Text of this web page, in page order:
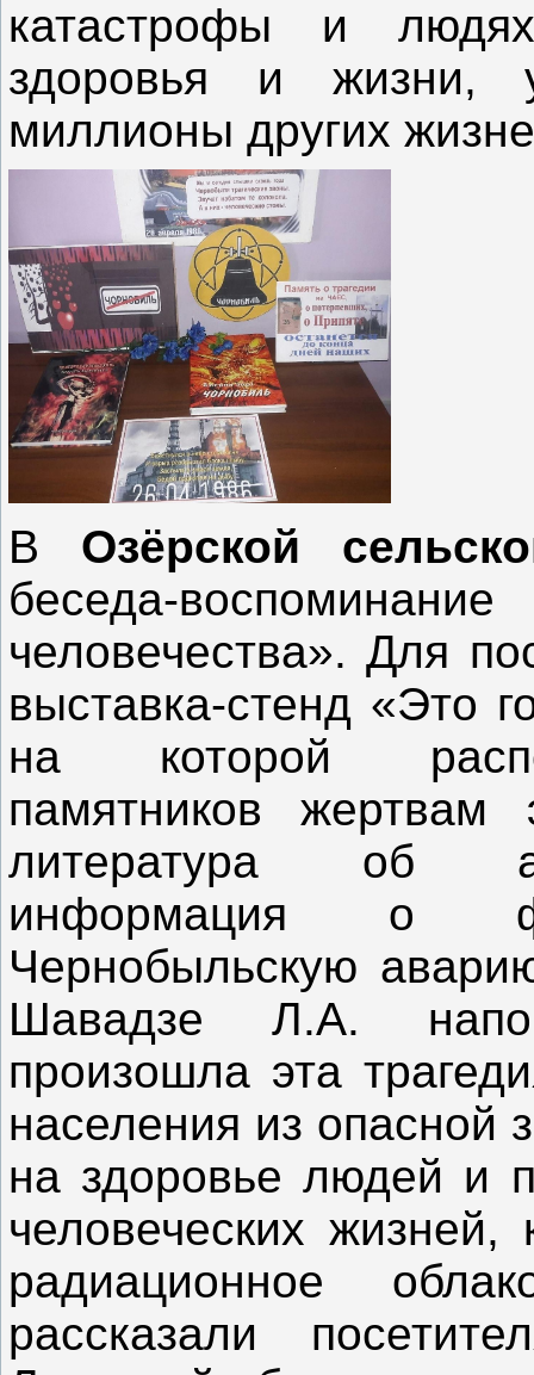
катастрофы и
здоровья и жизни,
миллионы других
В Озёрской
беседа-
человечества». Для
выставка-стенд «Это
на которой
памятников жертвам
литература об
информация о
Чернобыльскую
Шавадзе Л.А.
произошла эта
населения из опасной
на здоровье людей и
человеческих
радиационное
рассказали